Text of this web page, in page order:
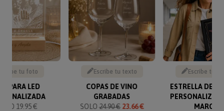
Sube tu foto
LED
19.95 €
Escribe tu texto
COPAS DE VINO
GRABADAS
SOLO 24.90 € 23.66 €
Escribe tu
ESTRELLA DE
MARCO